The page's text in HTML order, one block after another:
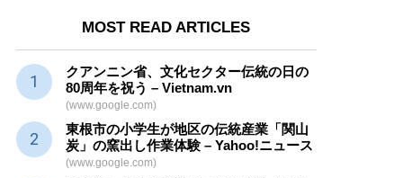
MOST READ ARTICLES
クアンニン省、文化セクター伝統の日の
80周年を祝う – Vietnam.vn
(www.google.com)
東根市の小学生が地区の伝統産業 「関山
炭」の窯出し作業体験 – Yahoo!ニュース
(www.google.com)